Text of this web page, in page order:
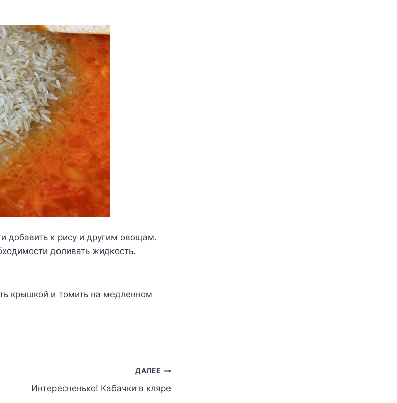
добавить к рису и другим овощам.
доливать жидкость.
крышкой и томить на медленном
ДАЛЕЕ
Интересненько! Кабачки в кляре